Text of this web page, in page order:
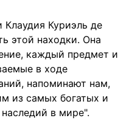
Куриэль де
этой находки. Она
каждый предмет и
в ходе
напоминают нам,
из самых богатых и
в мире".